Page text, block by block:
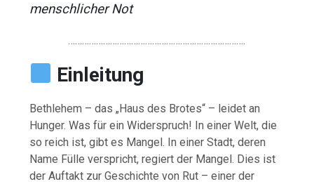
menschlicher Not
………………………………………………………………….
Einleitung
Bethlehem – das „Haus des Brotes“ – leidet an
Hunger. Was für ein Widerspruch! In einer Welt, die
so reich ist, gibt es Mangel. In einer Stadt, deren
Name Fülle verspricht, regiert der Mangel. Dies ist
der Auftakt zur Geschichte von Rut – einer der